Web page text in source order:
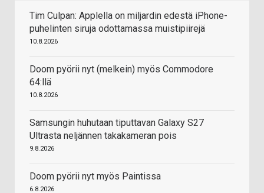
Tim Culpan: Applella on miljardin edestä iPhone-
puhelinten siruja odottamassa muistipiirejä
10.8.2026
Doom pyörii nyt (melkein) myös Commodore
64:llä
10.8.2026
Samsungin huhutaan tiputtavan Galaxy S27
Ultrasta neljännen takakameran pois
9.8.2026
Doom pyörii nyt myös Paintissa
6.8.2026